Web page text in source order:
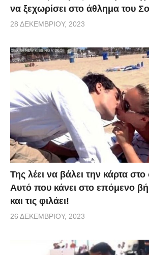
να ξεχωρίσει στο άθλημα του
28 ΔΕΚΕΜΒΡΊΟΥ, 2023
Της λέει να βάλει την κάρτα
Αυτό που κάνει στο επόμενο
και τις φιλάει!
26 ΔΕΚΕΜΒΡΊΟΥ, 2023